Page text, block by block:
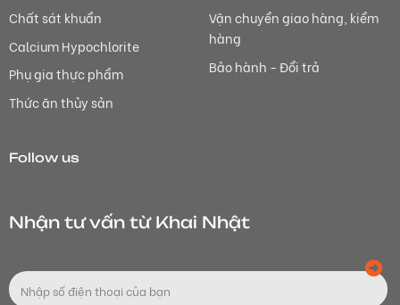
Chất sát khuẩn
Calcium Hypochlorite
Phụ gia thực phẩm
Thức ăn thủy sản
Vận chuyển giao hàng, kiểm
hàng
Bảo hành - Đổi trả
Follow us
Nhận tư vấn từ Khai Nhật